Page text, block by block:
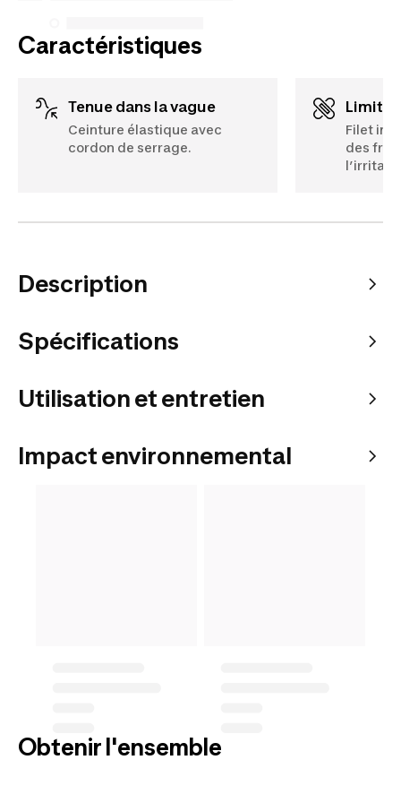
Caractéristiques
Tenue dans la vague
Ceinture élastique avec
cordon de serrage.
Filet
des
Description
Spécifications
Utilisation et entretien
Impact environnemental
Obtenir l'ensemble